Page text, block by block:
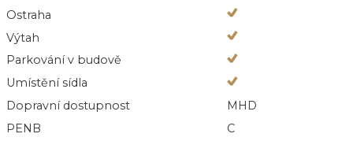
Ostraha
Výtah
Parkování v budově
Umístění sídla
Dopravní dostupnost
MHD
PENB
C